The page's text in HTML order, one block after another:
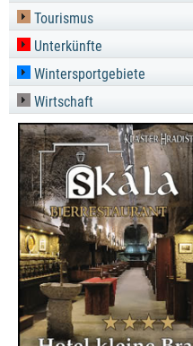
Tourismus
Unterkünfte
Wintersportgebiete
Wirtschaft